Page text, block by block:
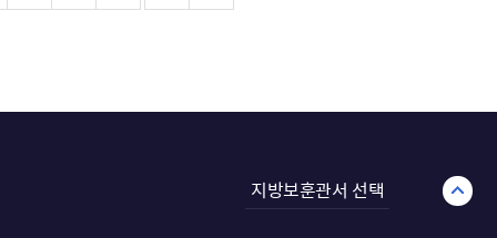
지방보훈관서 선택